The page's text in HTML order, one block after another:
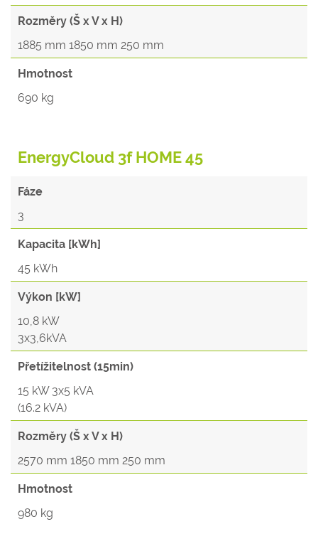
Rozměry (Š x V x H)
1885 mm 1850 mm 250 mm
Hmotnost
690 kg
EnergyCloud 3f HOME 45
Fáze
3
Kapacita [kWh]
45 kWh
Výkon [kW]
10,8 kW
3x3,6kVA
Přetížitelnost (15min)
15 kW 3x5 kVA
(16.2 kVA)
Rozměry (Š x V x H)
2570 mm 1850 mm 250 mm
Hmotnost
980 kg